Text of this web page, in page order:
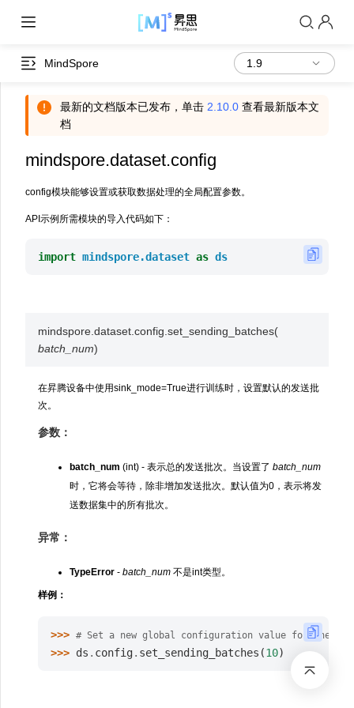
MindSpore
最新的文档版本已发布，单击 2.10.0 查看最新版本文
档
mindspore.dataset.config
config模块能够设置或获取数据处理的全局配置参数。
API示例所需模块的导入代码如下：
import mindspore.dataset as ds
mindspore.dataset.config.set_sending_batches(
batch_num)
在昇腾设备中使用sink_mode=True进行训练时，设置默认的发送批
次。
参数：
batch_num (int) - 表示总的发送批次。当设置了 batch_num
时，它将会等待，除非增加发送批次。默认值为0，表示将发
送数据集中的所有批次。
异常：
TypeError - batch_num 不是int类型。
样例：
>>> # Set a new global configuration value for the
>>> ds . config. set_sending_batches (10)